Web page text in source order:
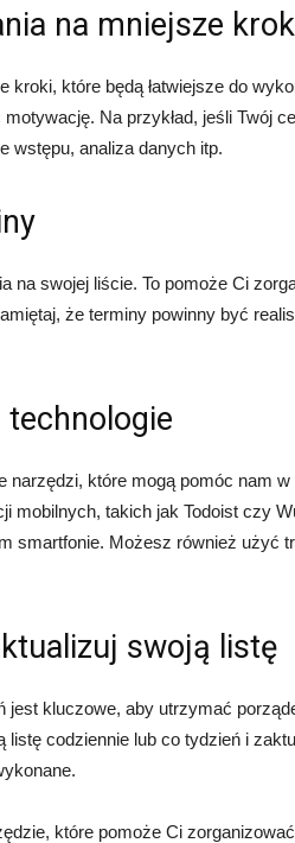
na mniejsze
kroki, które będą łatwiejsze do
Na przykład, jeśli Twój
wstępu, analiza danych itp.
na swojej liście. To pomoże Ci
że terminy powinny być
które mogą pomóc nam
mobilnych, takich jak Todoist czy
smartfonie. Możesz również użyć
swoją listę
jest kluczowe, aby utrzymać
codziennie lub co tydzień i
które pomoże Ci